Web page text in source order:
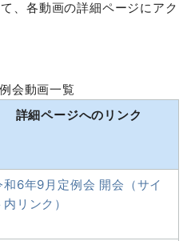
、各動画の詳細ページにアク
会動画一覧
詳細ページへのリンク
和6年9月定例会 開会（サイ
内リンク）